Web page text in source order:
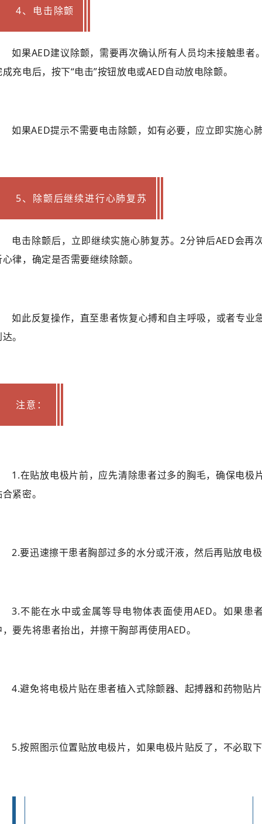
4、电击除颤
如果AED建议除颤，需要再次确认所有人员均未接触患者
成充电后，按下“电击”按钮放电或AED自动放电除颤。
如果AED提示不需要电击除颤，如有必要，应立即实施心
5、除颤后继续进行心肺复苏
电击除颤后，立即继续实施心肺复苏。2分钟后AED会再
心律，确定是否需要继续除颤。
如此反复操作，直至患者恢复心搏和自主呼吸，或者专业
。
注意：
1.在贴放电极片前，应先清除患者过多的胸毛，确保电极
紧密。
2.要迅速擦干患者胸部过多的水分或汗液，然后再贴放电
3.不能在水中或金属等导电物体表面使用AED。如果患
，要先将患者抬出，并擦干胸部再使用AED。
4.避免将电极片贴在患者植入式除颤器、起搏器和药物贴
5.按照图示位置贴放电极片，如果电极片贴反了，不必取